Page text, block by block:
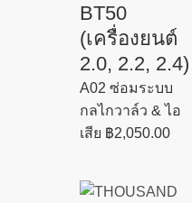
BT50
(เครื่องยนต์
2.0, 2.2, 2.4)
A02 ซ่อมระบบ
กลไกวาล์ว & ไอ
เสีย ฿2,050.00